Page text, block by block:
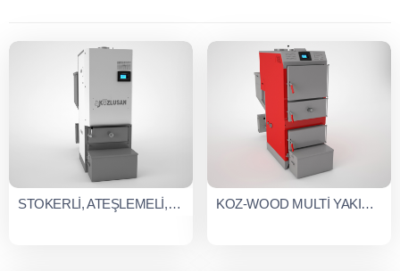
STOKERLİ, ATEŞLEMELİ, KÜL ÇIKARMALI, KARIŞTIRMALI, OTOMATİK TEMİZLEMELİ KAZAN (KYK SERİSİ) KOZ-WOOD MULTİ YAKITLI ODUN/KÖMÜR KAZANI